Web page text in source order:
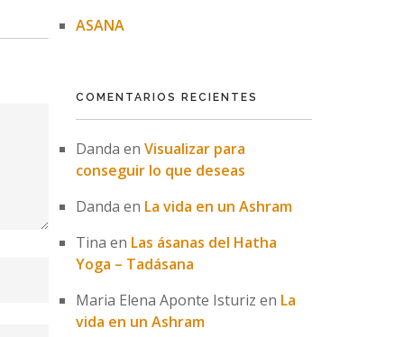
ASANA
COMENTARIOS RECIENTES
Danda en Visualizar para
conseguir lo que deseas
Danda en La vida en un Ashram
Tina en Las ásanas del Hatha
Yoga – Tadásana
Maria Elena Aponte Isturiz en La
vida en un Ashram